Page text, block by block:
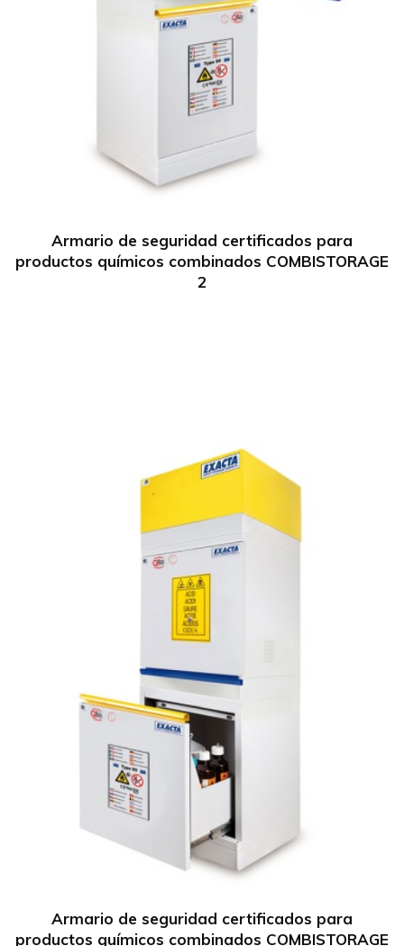
Armario de seguridad certificados para
productos químicos combinados COMBISTORAGE
2
Armario de seguridad certificados para
productos químicos combinados COMBISTORAGE